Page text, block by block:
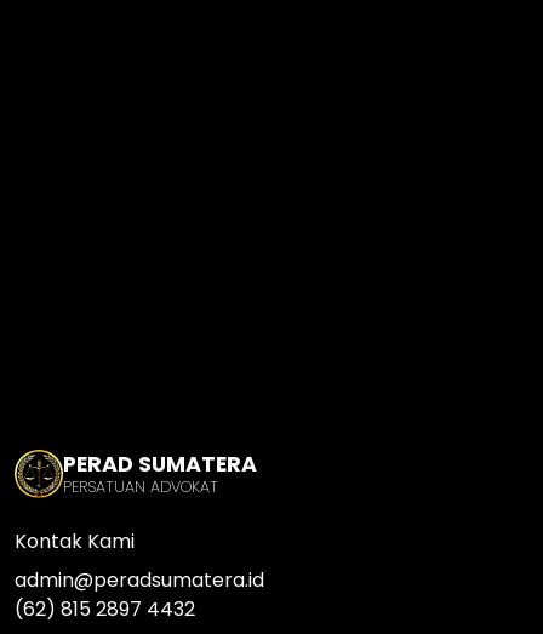
PERAD SUMATERA
PERSATUAN ADVOKAT
Kontak Kami
admin@peradsumatera.id
(62) 815 2897 4432